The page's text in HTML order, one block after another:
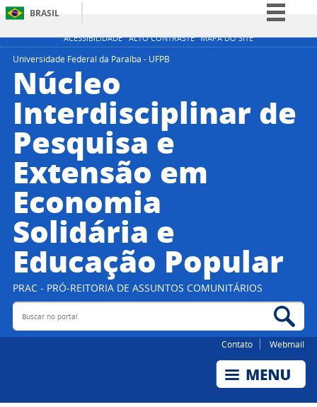
ACESSIBILIDADE ALTO CONTRASTE MAPA DO SITE
BRASIL
Simplifique!
Acesso à informação
Legislação
Universidade Federal da Paraíba - UFPB
Núcleo
Interdisciplinar de
Pesquisa e
Extensão em
Economia
Solidária e
Educação Popular
PRAC - PRÓ-REITORIA DE ASSUNTOS COMUNITÁRIOS
Buscar no portal
Contato Webmail